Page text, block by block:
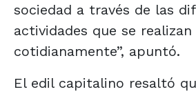
sociedad a través de las
actividades que se realizan
cotidianamente”, apuntó.
El edil capitalino resaltó